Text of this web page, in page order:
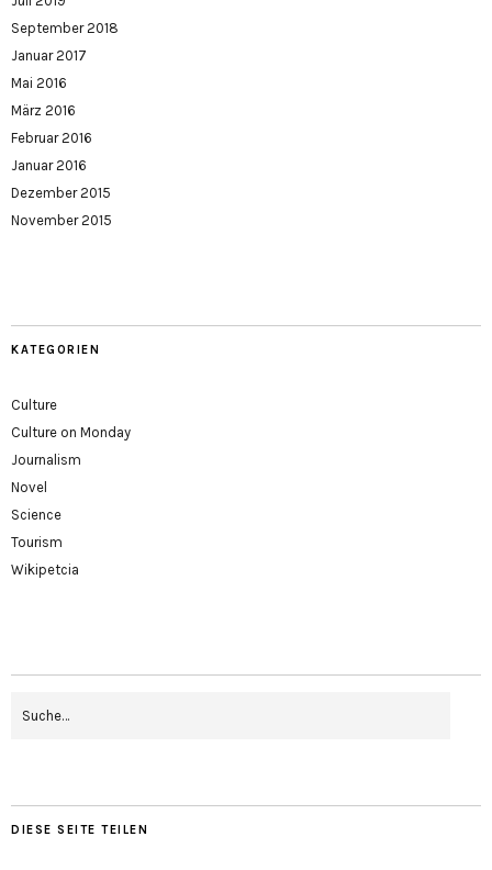
September 2018
Januar 2017
Mai 2016
März 2016
Februar 2016
Januar 2016
Dezember 2015
November 2015
KATEGORIEN
Culture
Culture on Monday
Journalism
Novel
Science
Tourism
Wikipetcia
DIESE SEITE TEILEN